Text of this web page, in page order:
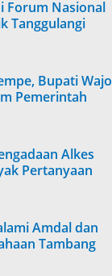
Forum Nasional
Tanggulangi
Bupati Wajo
Pemerintah
Alkes
Pertanyaan
Amdal dan
Tambang